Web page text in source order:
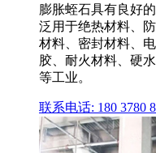
膨胀蛭石具有良好
泛用于绝热材料、
材料、密封材料、
胶、耐火材料、硬
等工业。
联系电话: 180 3780